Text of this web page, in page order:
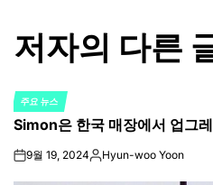
저자의 다른
POSTED
IN
주요 뉴스
Simon은 한국 매장에서 업그
on9월 19, 2024Posted
Hyun-woo Yoon